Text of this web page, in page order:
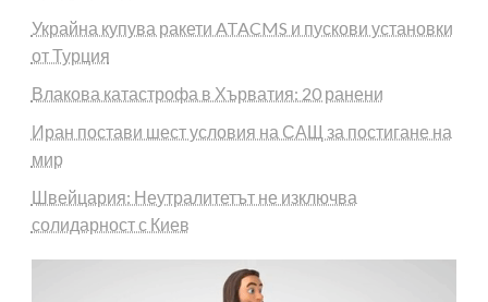
Украйна купува ракети ATACMS и пускови установки
от Турция
Влакова катастрофа в Хърватия: 20 ранени
Иран постави шест условия на САЩ за постигане на
мир
Швейцария: Неутралитетът не изключва
солидарност с Киев